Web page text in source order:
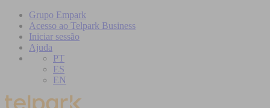
Grupo Empark
Acesso ao Telpark Business
Iniciar sessão
Ajuda
PT
ES
EN